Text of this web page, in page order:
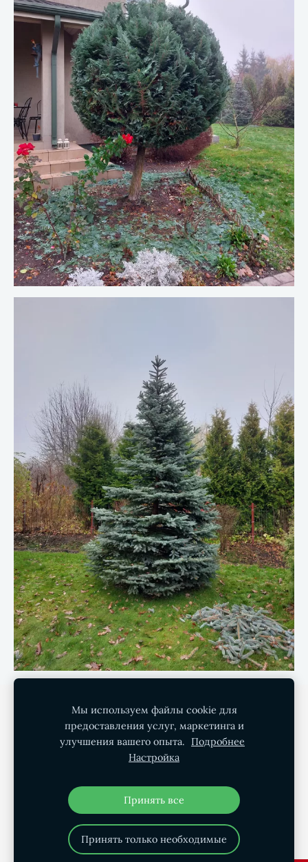
Политика конфиденциальности Файлы cookie
Green Garden SIA
Садовое искусство и управление недвижимостью
+371 - 246 000 02
Мы используем файлы cookie для
предоставления услуг, маркетинга и
улучшения вашего опыта.
Подробнее
Настройка
Принять все
Принять только необходимые